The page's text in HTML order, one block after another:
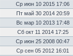
Ср июн 10 2015 17:06
Пт май 30 2014 20:59
Вс мар 10 2013 17:48
Сб окт 11 2014 17:25
Ср июн 25 2008 00:47
Ср сен 05 2012 16:01